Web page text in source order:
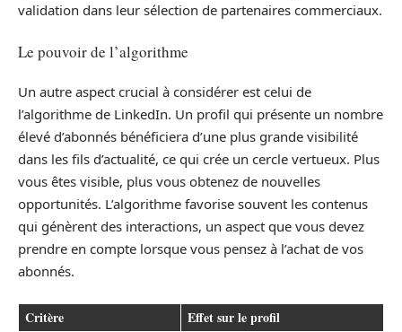
validation dans leur sélection de partenaires commerciaux.
Le pouvoir de l’algorithme
Un autre aspect crucial à considérer est celui de
l’algorithme de LinkedIn. Un profil qui présente un nombre
élevé d’abonnés bénéficiera d’une plus grande visibilité
dans les fils d’actualité, ce qui crée un cercle vertueux. Plus
vous êtes visible, plus vous obtenez de nouvelles
opportunités. L’algorithme favorise souvent les contenus
qui génèrent des interactions, un aspect que vous devez
prendre en compte lorsque vous pensez à l’achat de vos
abonnés.
Critère Effet sur le profil